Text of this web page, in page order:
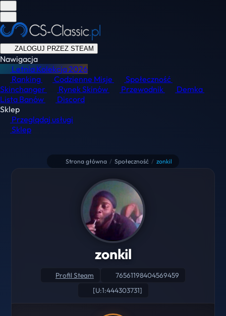
ZALOGUJ PRZEZ STEAM
Nawigacja
Letnia Kolekcja2026
Ranking
Codzienne Misje
Społeczność
Skinchanger
Rynek Skinów Przewodnik
Demka
Lista Banów
Discord
Sklep
Przeglądaj usługi
Sklep
Strona główna / Społeczność / zonkil
zonkil
Profil Steam
76561198404569459
[U:1:444303731]